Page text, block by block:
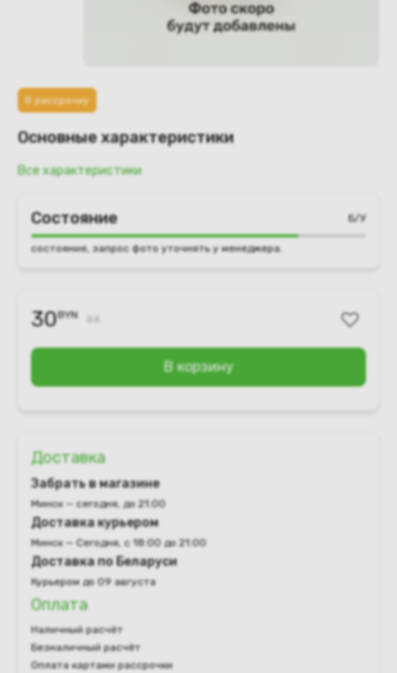
В рассрочку
Основные характеристики
Все характеристики
Состояние Б/У
состояние, запрос фото уточнять у менеджера.
30BYN
В корзину
Доставка
Забрать в магазине
Минск — сегодня, до 21:00
Доставка курьером
Минск — Сегодня, с 18:00 до 21:00
Доставка по Беларуси
Курьером до 09 августа
Оплата
Наличный расчёт
Безналичный расчёт
Оплата картами рассрочки